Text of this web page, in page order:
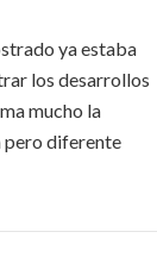
ya estaba
los desarrollos
mucho la
pero diferente